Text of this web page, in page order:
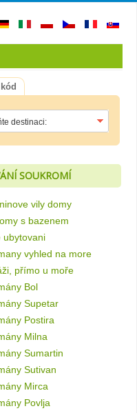
kód
SOUKROMÍ
vily domy
s bazenem
ubytovani
vyhled na more
přímo u moře
Bol
Supetar
Postira
Milna
Sumartin
Sutivan
Mirca
Povlja